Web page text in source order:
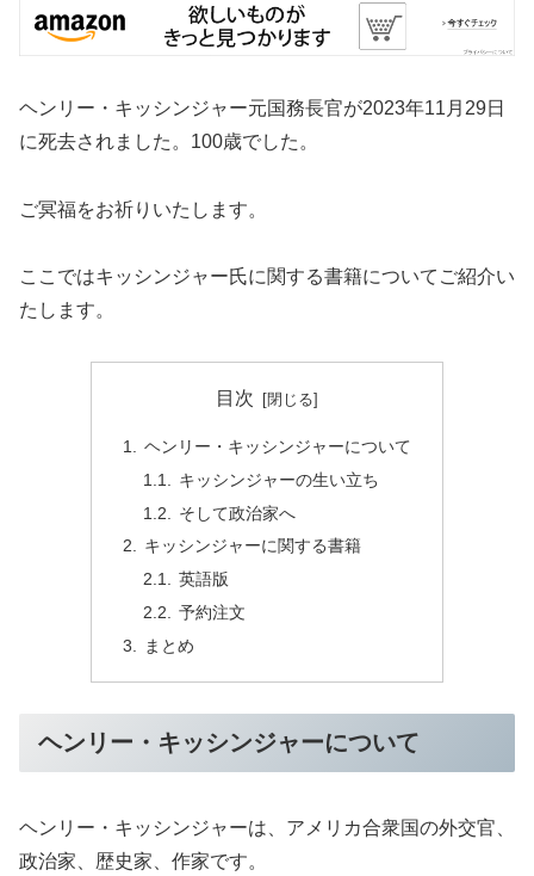
ヘンリー・キッシンジャー元国務長官が2023年11月29日
に死去されました。100歳でした。
ご冥福をお祈りいたします。
ここではキッシンジャー氏に関する書籍についてご紹介い
たします。
目次
ヘンリー・キッシンジャーについて
キッシンジャーの生い立ち
そして政治家へ
キッシンジャーに関する書籍
英語版
予約注文
まとめ
ヘンリー・キッシンジャーについて
ヘンリー・キッシンジャーは、アメリカ合衆国の外交官、
政治家、歴史家、作家です。